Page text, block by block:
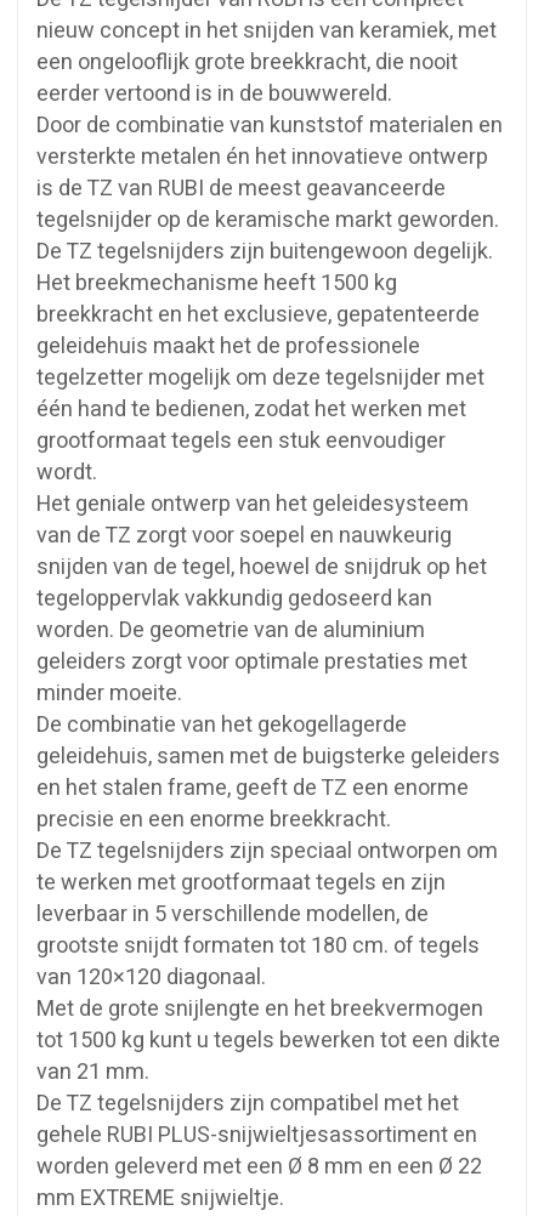
nieuw concept in het snijden van keramiek, met
een ongelooflijk grote breekkracht, die nooit
eerder vertoond is in de bouwwereld.
Door de combinatie van kunststof materialen en
versterkte metalen én het innovatieve ontwerp
is de TZ van RUBI de meest geavanceerde
tegelsnijder op de keramische markt geworden.
De TZ tegelsnijders zijn buitengewoon degelijk.
Het breekmechanisme heeft 1500 kg
breekkracht en het exclusieve, gepatenteerde
geleidehuis maakt het de professionele
tegelzetter mogelijk om deze tegelsnijder met
één hand te bedienen, zodat het werken met
grootformaat tegels een stuk eenvoudiger
wordt.
Het geniale ontwerp van het geleidesysteem
van de TZ zorgt voor soepel en nauwkeurig
snijden van de tegel, hoewel de snijdruk op het
tegeloppervlak vakkundig gedoseerd kan
worden. De geometrie van de aluminium
geleiders zorgt voor optimale prestaties met
minder moeite.
De combinatie van het gekogellagerde
geleidehuis, samen met de buigsterke geleiders
en het stalen frame, geeft de TZ een enorme
precisie en een enorme breekkracht.
De TZ tegelsnijders zijn speciaal ontworpen om
te werken met grootformaat tegels en zijn
leverbaar in 5 verschillende modellen, de
grootste snijdt formaten tot 180 cm. of tegels
van 120×120 diagonaal.
Met de grote snijlengte en het breekvermogen
tot 1500 kg kunt u tegels bewerken tot een dikte
van 21 mm.
De TZ tegelsnijders zijn compatibel met het
gehele RUBI PLUS-snijwieltjesassortiment en
worden geleverd met een Ø 8 mm en een Ø 22
mm EXTREME snijwieltje.